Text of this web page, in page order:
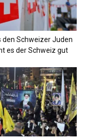
den Schweizer Juden
es der Schweiz gut